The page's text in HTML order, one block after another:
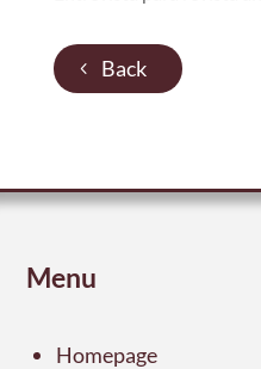
Back
Menu
Homepage